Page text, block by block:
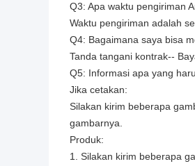
Q3: Apa waktu pengiriman
Waktu pengiriman adalah
Q4: Bagaimana saya bisa
Tanda tangani kontrak--
Q5: Informasi apa yang
Jika cetakan:
Silakan kirim beberapa
gambarnya.
Produk:
1. Silakan kirim beberapa